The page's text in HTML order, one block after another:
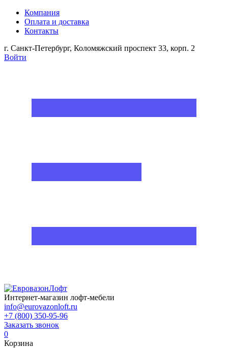
Компания
Оплата и доставка
Контакты
г. Санкт-Петербург, Коломяжский проспект 33, корп. 2
Войти
Интернет-магазин лофт-мебели
info@eurovazonloft.ru
+7 (800) 350-95-96
Заказать звонок
0
Корзина